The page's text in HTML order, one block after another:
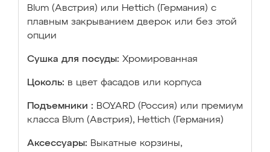
Blum (Австрия) или Hettich (Германия) с
плавным закрыванием дверок или без этой
опции
Сушка для посуды: Хромированная
Цоколь: в цвет фасадов или корпуса
Подъемники : BOYARD (Россия) или премиум
класса Blum (Австрия), Hettich (Германия)
Аксессуары: Выкатные корзины,